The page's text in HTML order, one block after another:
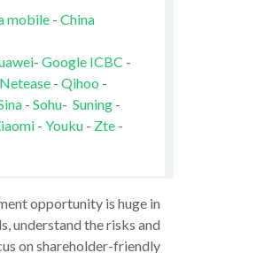
mobile- China
- Google ICBC -
Netease- Qihoo -
- Sohu- Suning-
- Youku - Zte-
opportunity is huge in
understand the risks and
on shareholder-friendly